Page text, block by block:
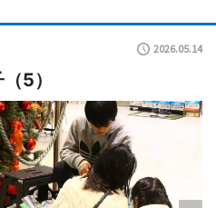
2026.05.14
5）